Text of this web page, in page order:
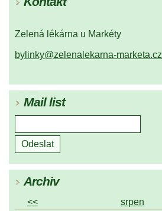
Zelená lékárna u Markéty
bylinky@zelenalekarna-marketa.cz
Mail list
Archiv
<< srpen